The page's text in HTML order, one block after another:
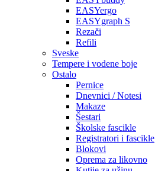
EASYergo
EASYgraph S
Rezači
Refili
Sveske
Tempere i vodene boje
Ostalo
Pernice
Dnevnici / Notesi
Makaze
Šestari
Školske fascikle
Registratori i fascikle
Blokovi
Oprema za likovno